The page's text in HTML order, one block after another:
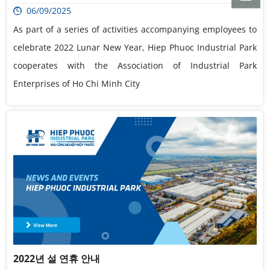
06/09/2025
As part of a series of activities accompanying employees to
celebrate 2022 Lunar New Year, Hiep Phuoc Industrial Park
cooperates with the Association of Industrial Park
Enterprises of Ho Chi Minh City
2022년 설 연휴 안내